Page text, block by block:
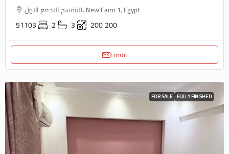
البنفسج التجمع الاول، New Cairo 1, Egypt
51103 2 3 200200
Email
FOR SALE FULLY FINISHED